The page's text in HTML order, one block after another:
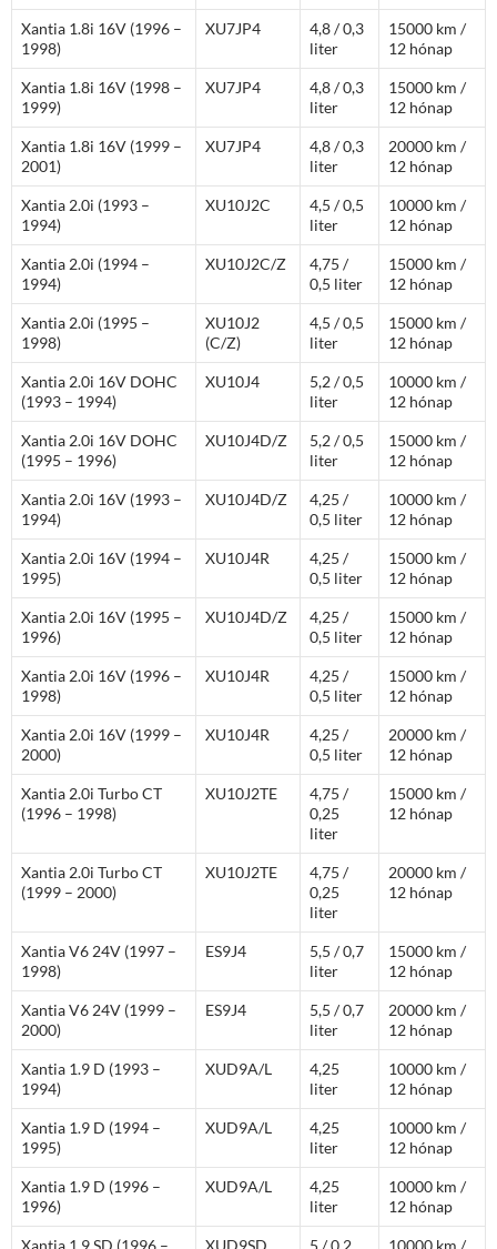
Xantia 1.8i 16V (1996 –
1998)
XU7JP4
4,8 / 0,3
liter
15000 km /
12 hónap
Xantia 1.8i 16V (1998 –
1999)
XU7JP4
4,8 / 0,3
liter
15000 km /
12 hónap
Xantia 1.8i 16V (1999 –
2001)
XU7JP4
4,8 / 0,3
liter
20000 km /
12 hónap
Xantia 2.0i (1993 –
1994)
XU10J2C
4,5 / 0,5
liter
10000 km /
12 hónap
Xantia 2.0i (1994 –
1994)
XU10J2C/Z
4,75 /
0,5 liter
15000 km /
12 hónap
Xantia 2.0i (1995 –
1998)
XU10J2
(C/Z)
4,5 / 0,5
liter
15000 km /
12 hónap
Xantia 2.0i 16V DOHC
(1993 – 1994)
XU10J4
5,2 / 0,5
liter
10000 km /
12 hónap
Xantia 2.0i 16V DOHC
(1995 – 1996)
XU10J4D/Z
5,2 / 0,5
liter
15000 km /
12 hónap
Xantia 2.0i 16V (1993 –
1994)
XU10J4D/Z
4,25 /
0,5 liter
10000 km /
12 hónap
Xantia 2.0i 16V (1994 –
1995)
XU10J4R
4,25 /
0,5 liter
15000 km /
12 hónap
Xantia 2.0i 16V (1995 –
1996)
XU10J4D/Z
4,25 /
0,5 liter
15000 km /
12 hónap
Xantia 2.0i 16V (1996 –
1998)
XU10J4R
4,25 /
0,5 liter
15000 km /
12 hónap
Xantia 2.0i 16V (1999 –
2000)
XU10J4R
4,25 /
0,5 liter
20000 km /
12 hónap
Xantia 2.0i Turbo CT
(1996 – 1998)
XU10J2TE
4,75 /
0,25
liter
15000 km /
12 hónap
Xantia 2.0i Turbo CT
(1999 – 2000)
XU10J2TE
4,75 /
0,25
liter
20000 km /
12 hónap
Xantia V6 24V (1997 –
1998)
ES9J4
5,5 / 0,7
liter
15000 km /
12 hónap
Xantia V6 24V (1999 –
2000)
ES9J4
5,5 / 0,7
liter
20000 km /
12 hónap
Xantia 1.9 D (1993 –
1994)
XUD9A/L
4,25
liter
10000 km /
12 hónap
Xantia 1.9 D (1994 –
1995)
XUD9A/L
4,25
liter
10000 km /
12 hónap
Xantia 1.9 D (1996 –
1996)
XUD9A/L
4,25
liter
10000 km /
12 hónap
Xantia 1.9 SD (1996 – XUD9SD 5 / 0,2 10000 km /